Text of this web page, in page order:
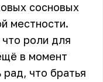
сосновых
местности.
роли для
в момент
что братья